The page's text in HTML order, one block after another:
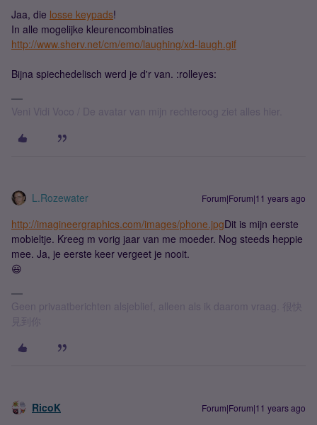
Jaa, die losse keypads!
In alle mogelijke kleurencombinaties
http://www.sherv.net/cm/emo/laughing/xd-laugh.gif
Bijna spiechedelisch werd je d'r van. :rolleyes:
Veni Vidi Voco / De avatar van mijn rechteroog ziet alles hier.
L.Rozewater Forum|Forum|11 years ago
http://imagineergraphics.com/images/phone.jpgDit is mijn eerste
mobieltje. Kreeg m vorig jaar van me moeder. Nog steeds heppie
mee. Ja, je eerste keer vergeet je nooit.
😃
Geen privaatberichten alsjeblief, alleen als ik daarom vraag. 很快
見到你
RicoK Forum|Forum|11 years ago